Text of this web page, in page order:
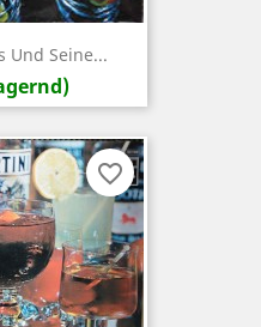
Und Seine...
favorite_border